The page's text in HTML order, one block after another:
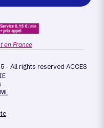
en France
- All rights reserved ACCES